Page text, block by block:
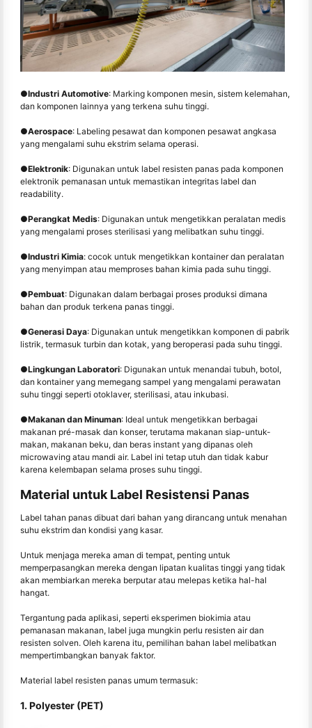
●Industri Automotive: Marking komponen mesin, sistem kelemahan,
dan komponen lainnya yang terkena suhu tinggi.
●Aerospace: Labeling pesawat dan komponen pesawat angkasa
yang mengalami suhu ekstrim selama operasi.
●Elektronik: Digunakan untuk label resisten panas pada komponen
elektronik pemanasan untuk memastikan integritas label dan
readability.
●Perangkat Medis: Digunakan untuk mengetikkan peralatan medis
yang mengalami proses sterilisasi yang melibatkan suhu tinggi.
●Industri Kimia: cocok untuk mengetikkan kontainer dan peralatan
yang menyimpan atau memproses bahan kimia pada suhu tinggi.
●Pembuat: Digunakan dalam berbagai proses produksi dimana
bahan dan produk terkena panas tinggi.
●Generasi Daya: Digunakan untuk mengetikkan komponen di pabrik
listrik, termasuk turbin dan kotak, yang beroperasi pada suhu tinggi.
●Lingkungan Laboratori: Digunakan untuk menandai tubuh, botol,
dan kontainer yang memegang sampel yang mengalami perawatan
suhu tinggi seperti otoklaver, sterilisasi, atau inkubasi.
●Makanan dan Minuman: Ideal untuk mengetikkan berbagai
makanan pré-masak dan konser, terutama makanan siap-untuk-
makan, makanan beku, dan beras instant yang dipanas oleh
microwaving atau mandi air. Label ini tetap utuh dan tidak kabur
karena kelembapan selama proses suhu tinggi.
Material untuk Label Resistensi Panas
Label tahan panas dibuat dari bahan yang dirancang untuk menahan
suhu ekstrim dan kondisi yang kasar.
Untuk menjaga mereka aman di tempat, penting untuk
memperpasangkan mereka dengan lipatan kualitas tinggi yang tidak
akan membiarkan mereka berputar atau melepas ketika hal-hal
hangat.
Tergantung pada aplikasi, seperti eksperimen biokimia atau
pemanasan makanan, label juga mungkin perlu resisten air dan
resisten solven. Oleh karena itu, pemilihan bahan label melibatkan
mempertimbangkan banyak faktor.
Material label resisten panas umum termasuk:
1. Polyester (PET)